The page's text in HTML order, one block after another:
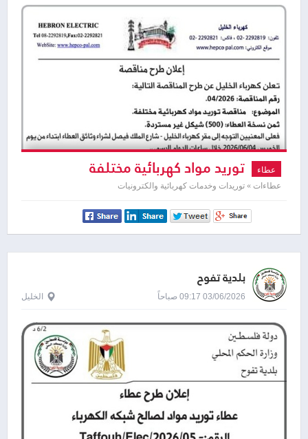
عطاء توريد مواد كهربائية مختلفة
عطاءات » توريدات وخدمات كهربائية والكترونيات
بلدية تفوح
03/06/2026 09:17 صباحاً الخليل